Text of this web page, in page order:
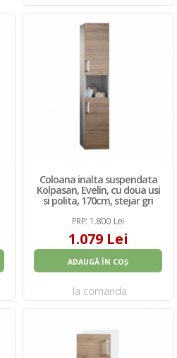
Coloana inalta suspendata
Kolpasan, Evelin, cu doua usi
si polita, 170cm, stejar gri
PRP: 1.800 Lei
1.079 Lei
ADAUGĂ ÎN COȘ
la comanda